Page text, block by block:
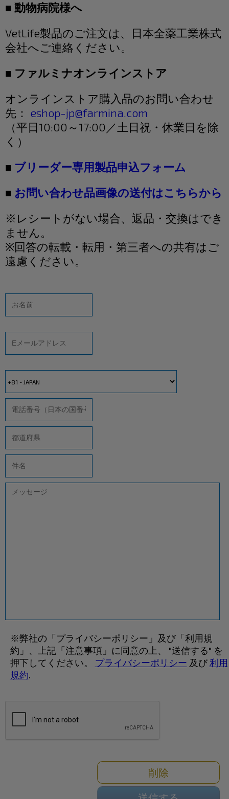
■ 動物病院様へ
VetLife製品のご注文は、日本全薬工業株式
会社へご連絡ください。
■ ファルミナオンラインストア
オンラインストア購入品のお問い合わせ
先： eshop-jp@farmina.com
（平日10:00～17:00／土日祝・休業日を除
く）
■ ブリーダー専用製品申込フォーム
■ お問い合わせ品画像の送付はこちらから
※レシートがない場合、返品・交換はでき
ません。
※回答の転載・転用・第三者への共有はご
遠慮ください。
※弊社の「プライバシーポリシー」及び「利用規
約」、上記「注意事項」に同意の上、 "送信する" を
押下してください。 プライバシーポリシー 及び利用
規約.
削除